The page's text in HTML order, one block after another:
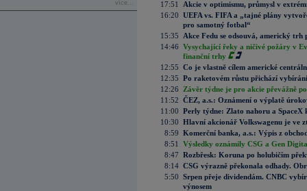
více...
17:51
Akcie v optimismu, průmysl v
16:20 UEFA vs. FIFA a „tajné plány
pro samotný fotbal“
15:35
Akce Fedu se odsouvá, americký
14:46 Vysychající řeky a ničivé požáry v
finanční trhy
12:55 Co je vlastně cílem americké
12:35 Po raketovém růstu přichází
12:26
Závěr týdne je pro akcie převážně
11:52 ČEZ, a.s.: Oznámení o výplatě
11:00 Perly týdne: Zlato nahoru a SpaceX
10:30 Hlavní akcionář Volkswagenu je ve
8:59 Komerční banka, a.s.: Výpis z
8:51
Výsledky oznámily CSG a Gen
8:47 Rozbřesk: Koruna po holubičím
8:14 CSG výrazně překonala odhady.
5:50 Srpen přeje dividendám. CNBC
výnosem